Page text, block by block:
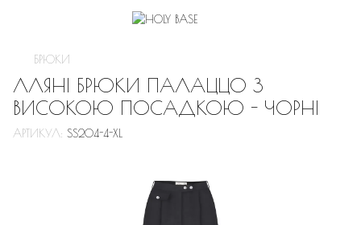
БРЮКИ
ЛЛЯНІ БРЮКИ ПАЛАЦЦО З
ВИСОКОЮ ПОСАДКОЮ - ЧОРНІ
АРТИКУЛ: SS204-4-XL